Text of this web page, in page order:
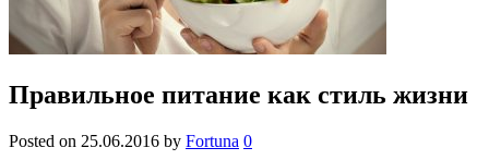
Правильное питание как стиль жизни
Posted on 25.06.2016 by Fortuna 0